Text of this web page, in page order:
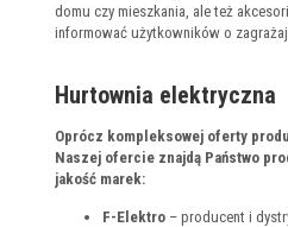
domu czy mieszkania, ale też
informować użytkowników o
Hurtownia elektryczna
Oprócz kompleksowej oferty
Naszej ofercie znajdą Państwo
jakość marek:
F-Elektro – producent i